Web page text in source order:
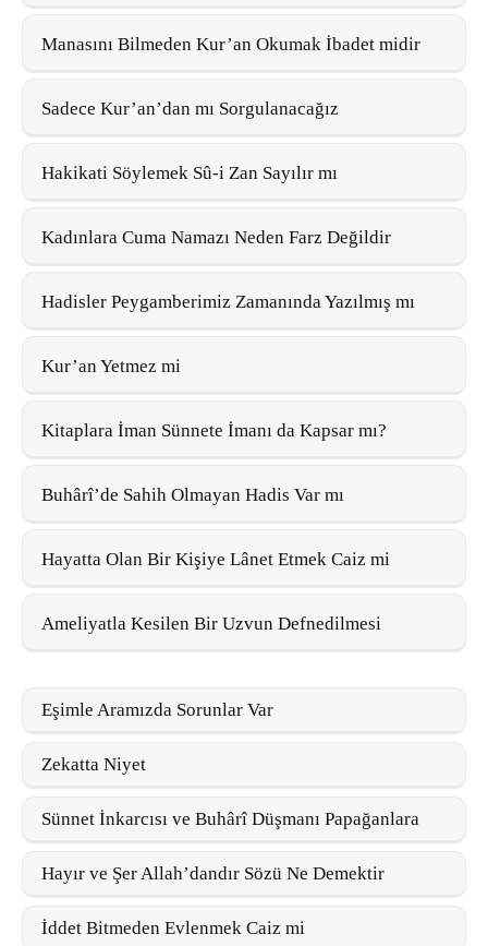
Manasını Bilmeden Kur’an Okumak İbadet midir
Sadece Kur’an’dan mı Sorgulanacağız
Hakikati Söylemek Sû-i Zan Sayılır mı
Kadınlara Cuma Namazı Neden Farz Değildir
Hadisler Peygamberimiz Zamanında Yazılmış mı
Kur’an Yetmez mi
Kitaplara İman Sünnete İmanı da Kapsar mı?
Buhârî’de Sahih Olmayan Hadis Var mı
Hayatta Olan Bir Kişiye Lânet Etmek Caiz mi
Ameliyatla Kesilen Bir Uzvun Defnedilmesi
Eşimle Aramızda Sorunlar Var
Zekatta Niyet
Sünnet İnkarcısı ve Buhârî Düşmanı Papağanlara
Hayır ve Şer Allah’dandır Sözü Ne Demektir
İddet Bitmeden Evlenmek Caiz mi